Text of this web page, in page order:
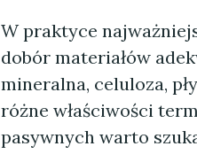
W praktyce
dobór materiałów
mineralna, celuloza,
różne właściwości
pasywnych warto